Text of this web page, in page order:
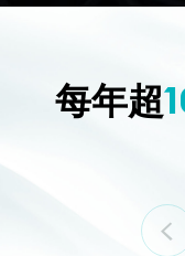
每年超
